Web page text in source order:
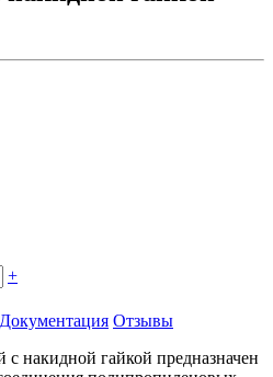
+
Документация Отзывы
накидной гайкой предназначен